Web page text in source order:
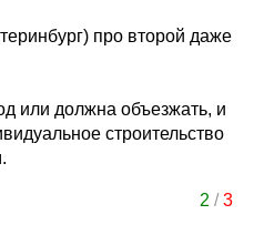
про второй даже
или должна объезжать, и
строительство
2 /3